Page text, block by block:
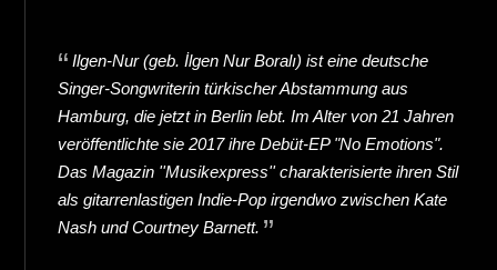
Ilgen-Nur (geb. İlgen Nur Boralı) ist eine deutsche
Singer-Songwriterin türkischer Abstammung aus
Hamburg, die jetzt in Berlin lebt. Im Alter von 21 Jahren
veröffentlichte sie 2017 ihre Debüt-EP "No Emotions".
Das Magazin ''Musikexpress'' charakterisierte ihren Stil
als gitarrenlastigen Indie-Pop irgendwo zwischen Kate
Nash und Courtney Barnett.